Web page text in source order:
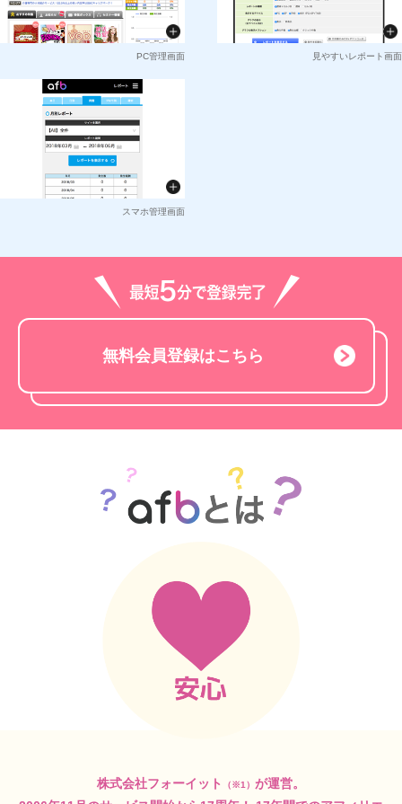
PC管理画面 見やすいレポート画面
スマホ管理画面
無料会員登録はこちら
株式会社フォーイット （※1） が運営。